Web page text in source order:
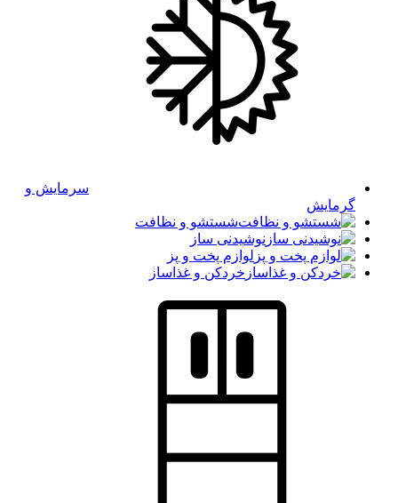
سرمایش و
گرمایش
شستشو و نظافت
نوشیدنی ساز
لوازم پخت و پز
خردکن و غذاساز